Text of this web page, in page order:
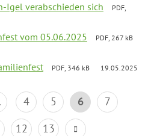
Igel verabschieden sich
PDF,
vom 05.06.2025
PDF, 267 kB
PDF, 346 kB 19.05.2025
4 5 6
7
12 13